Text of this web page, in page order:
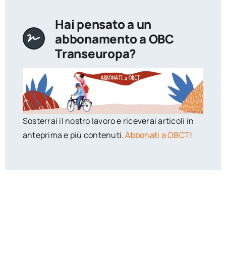
Hai pensato a un
abbonamento a OBC
Transeuropa?
Sosterrai il nostro lavoro e riceverai articoli in
anteprima e più contenuti.Abbonati a OBCT!